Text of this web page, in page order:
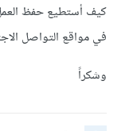
كيف أستطيع حفظ
في مواقع التواصل
وشكراً